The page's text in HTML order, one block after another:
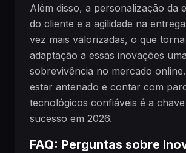
Além disso, a personalização da
do cliente e a agilidade na
vez mais valorizadas, o que
adaptação a essas inovações
sobrevivência no mercado
estar antenado e contar com
tecnológicos confiáveis é a
sucesso em 2026.
FAQ: Perguntas sobre